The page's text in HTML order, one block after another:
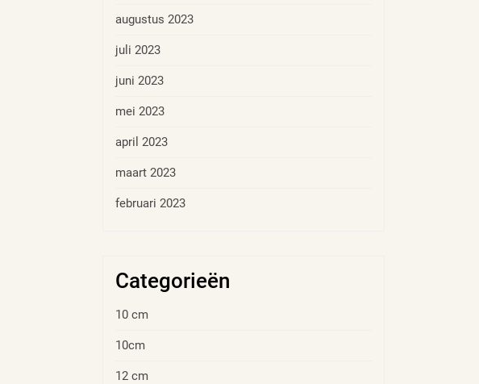
augustus 2023
juli 2023
juni 2023
mei 2023
april 2023
maart 2023
februari 2023
Categorieën
10 cm
10cm
12 cm